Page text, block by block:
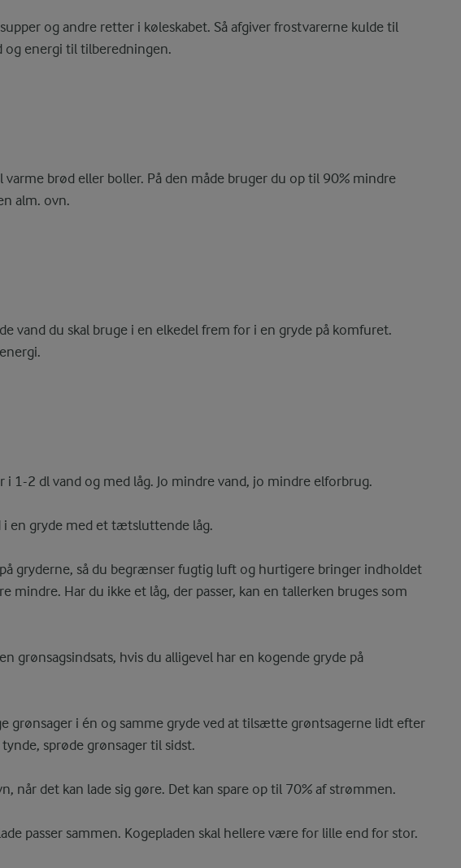
og andre retter i køleskabet. Så afgiver frostvarerne kulde til
og energi til tilberedningen.
varme brød eller boller. På den måde bruger du op til 90% mindre
alm. ovn.
vand du skal bruge i en elkedel frem for i en gryde på komfuret.
i 1-2 dl vand og med låg. Jo mindre vand, jo mindre elforbrug.
en gryde med et tætsluttende låg.
gryderne, så du begrænser fugtig luft og hurtigere bringer indholdet
mindre. Har du ikke et låg, der passer, kan en tallerken bruges som
grønsagsindsats, hvis du alligevel har en kogende gryde på
grønsager i én og samme gryde ved at tilsætte grøntsagerne lidt efter
sprøde grønsager til sidst.
når det kan lade sig gøre. Det kan spare op til 70% af strømmen.
passer sammen. Kogepladen skal hellere være for lille end for stor.